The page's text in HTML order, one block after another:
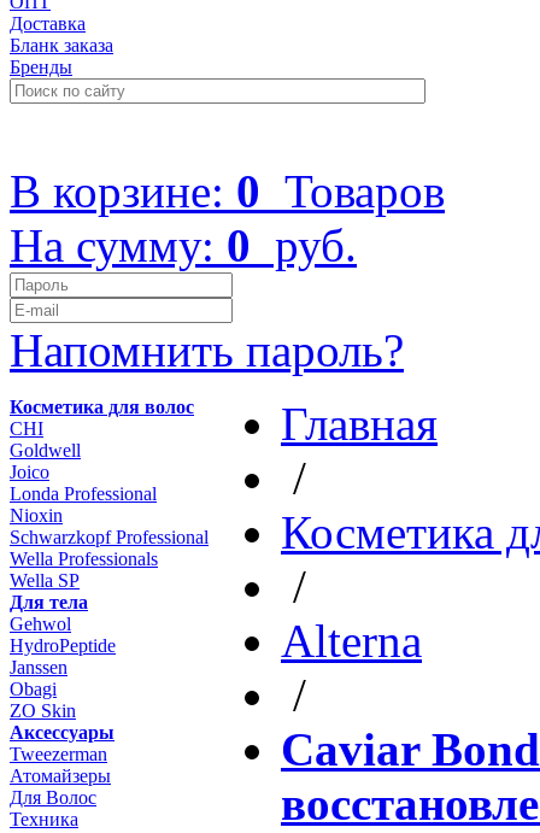
Доставка
Бланк заказа
Бренды
В корзине: 0 Товаров
На сумму: 0 руб.
Напомнить пароль?
Косметика для волос
CHI
Goldwell
Joico
Londa Professional
Nioxin
Schwarzkopf Professional
Wella Professionals
Wella SP
Для тела
Gehwol
HydroPeptide
Janssen
Obagi
ZO Skin
Aксессуары
Tweezerman
Атомайзеры
Для Волос
Техника
Главная
/
Косметика
/
Altеrna
/
Caviar